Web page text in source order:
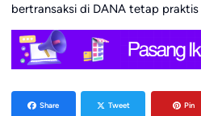
bertransaksi di DANA tetap
Share Tweet Pin